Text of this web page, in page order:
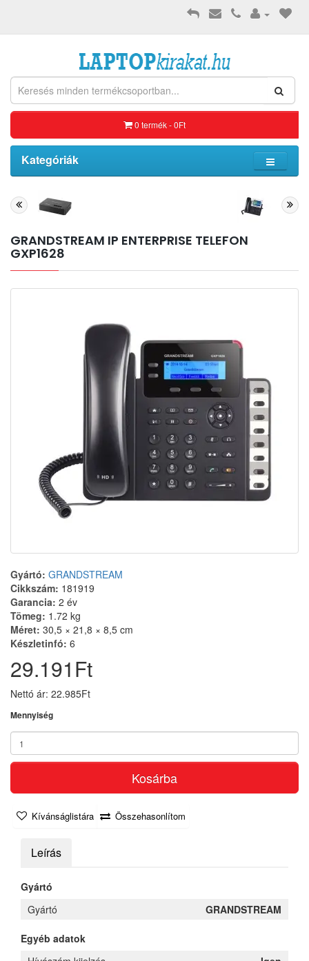
0 termék - 0Ft
Kategóriák
GRANDSTREAM IP ENTERPRISE TELEFON
GXP1628
Gyártó: GRANDSTREAM
Cikkszám: 181919
Garancia: 2 év
Tömeg: 1.72 kg
Méret: 30,5 × 21,8 × 8,5 cm
Készletinfó: 6
29.191Ft
Nettó ár: 22.985Ft
Mennyiség
Kosárba
Kívánságlistára Összehasonlítom
Leírás
Gyártó
Gyártó
GRANDSTREAM
Egyéb adatok